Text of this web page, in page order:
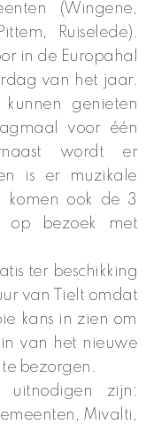
(Wingene,
Ruiselede).
in de Europahal
van het jaar.
genieten
voor één
wordt er
is er muzikale
komen ook de 3
op bezoek met
ter beschikking
van Tielt omdat
kans in zien om
van het nieuwe
bezorgen.
zijn:
Mivalti,